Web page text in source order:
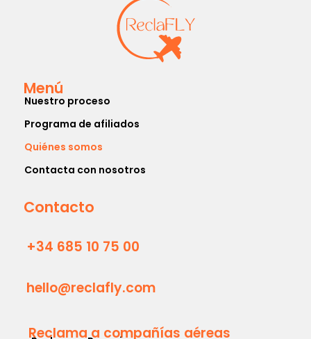
Menú
Nuestro proceso
Programa de afiliados
Quiénes somos
Contacta con nosotros
Contacto
+34 685 10 75 00
hello@reclafly.com
Reclama a compañías aéreas